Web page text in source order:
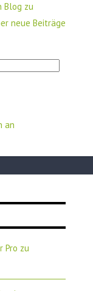
Blog zu
neue Beiträge
an
Pro zu